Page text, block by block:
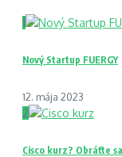
1
Nový Startup FUERGY
12. mája 2023
2
Cisco kurz? Obráťte